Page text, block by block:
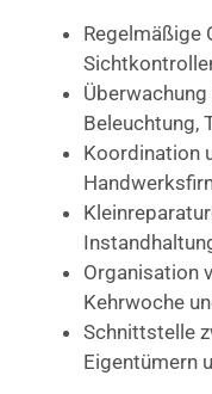
Regelmäßige
Beleuchtung,
Koordination
Organisation
Kehrwoche
Schnittstelle
Eigentümern